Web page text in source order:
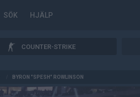
SÖK HJÄLP
COUNTER-STRIKE
BYRON "SPESH" ROWLINSON